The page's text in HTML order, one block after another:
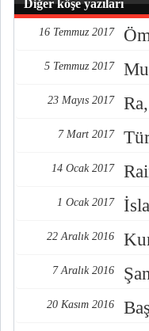
Diğer köşe yazıları
16 Temmuz 2017
5 Temmuz 2017
23 Mayıs 2017
7 Mart 2017
14 Ocak 2017
1 Ocak 2017
22 Aralık 2016
7 Aralık 2016
20 Kasım 2016